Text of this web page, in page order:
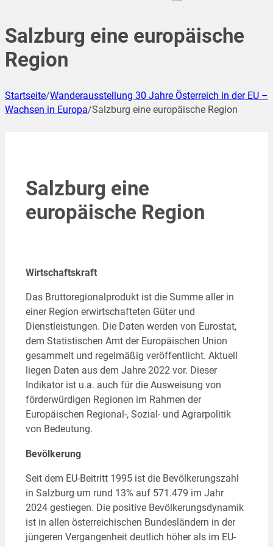
Salzburg eine europäische
Region
Startseite/Wanderausstellung 30 Jahre Österreich in der EU –
Wachsen in Europa/Salzburg eine europäische Region
Salzburg eine
europäische Region
Wirtschaftskraft
Das Bruttoregionalprodukt ist die Summe aller in
einer Region erwirtschafteten Güter und
Dienstleistungen. Die Daten werden von Eurostat,
dem Statistischen Amt der Europäischen Union
gesammelt und regelmäßig veröffentlicht. Aktuell
liegen Daten aus dem Jahre 2022 vor. Dieser
Indikator ist u.a. auch für die Ausweisung von
förderwürdigen Regionen im Rahmen der
Europäischen Regional-, Sozial- und Agrarpolitik
von Bedeutung.
Bevölkerung
Seit dem EU-Beitritt 1995 ist die Bevölkerungszahl
in Salzburg um rund 13% auf 571.479 im Jahr
2024 gestiegen. Die positive Bevölkerungsdynamik
ist in allen österreichischen Bundesländern in der
jüngeren Vergangenheit deutlich höher als im EU-